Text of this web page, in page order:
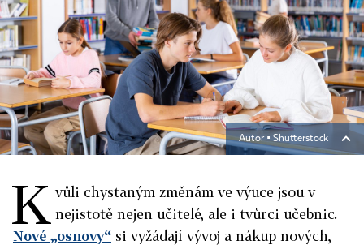
Autor ▪ Shutterstock
K vůli chystaným změnám ve výuce jsou v
nejistotě nejen učitelé, ale i tvůrci učebnic.
Nové „osnovy“ si vyžádají vývoj a nákup nových,